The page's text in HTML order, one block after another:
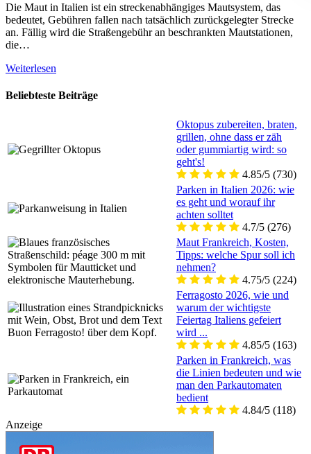
Die Maut in Italien ist ein streckenabhängiges Mautsystem, das
bedeutet, Gebühren fallen nach tatsächlich zurückgelegter Strecke
an. Fällig wird die Straßengebühr an beschrankten Mautstationen,
die…
Weiterlesen
Beliebteste Beiträge
Oktopus zubereiten, braten,
grillen, ohne dass er zäh
oder gummiartig wird: so
geht's!
4.85/5 (730)
Parken in Italien 2026: wie
es geht und worauf ihr
achten solltet
4.7/5 (276)
Maut Frankreich, Kosten,
Tipps: welche Spur soll ich
nehmen?
4.75/5 (224)
Ferragosto 2026, wie und
warum der wichtigste
Feiertag Italiens gefeiert
wird ...
4.85/5 (163)
Parken in Frankreich, was
die Linien bedeuten und wie
man den Parkautomaten
bedient
4.84/5 (118)
Anzeige